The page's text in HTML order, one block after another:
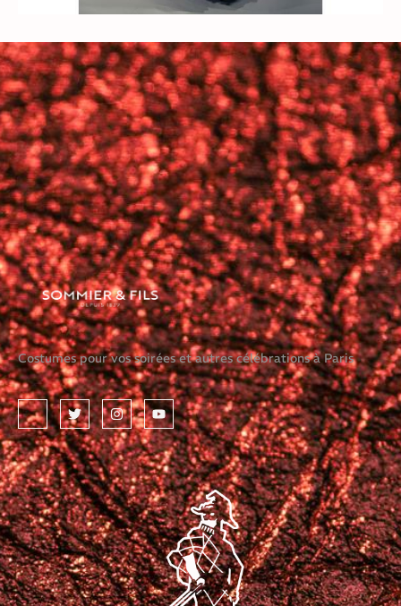
Costumes pour vos soirées et autres célébrations à Paris